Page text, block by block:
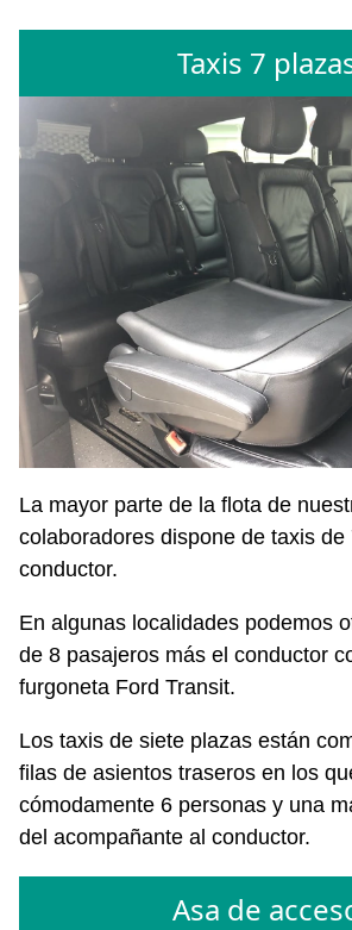
Taxis 7
La mayor parte de la flota de
colaboradores dispone de taxis de
conductor.
En algunas localidades podemos
de 8 pasajeros más el conductor
furgoneta Ford Transit.
Los taxis de siete plazas están
filas de asientos traseros en los
cómodamente 6 personas y una
del acompañante al conductor.
Asa de